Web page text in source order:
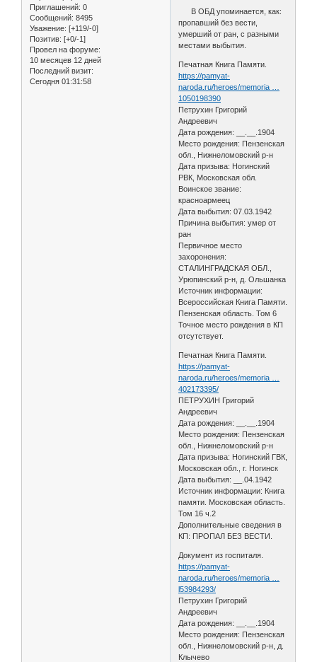
Приглашений: 0
Сообщений: 8495
Уважение: [+119/-0]
Позитив: [+0/-1]
Провел на форуме:
10 месяцев 12 дней
Последний визит:
Сегодня 01:31:58
В ОБД упоминается, как:
пропавший без вести,
умерший от ран, с разными
местами выбытия.
Печатная Книга Памяти.
https://pamyat-
naroda.ru/heroes/memoria …
1050198390
Петрухин Григорий
Андреевич
Дата рождения: __.__.1904
Место рождения: Пензенская
обл., Нижнеломовский р-н
Дата призыва: Ногинский
РВК, Московская обл.
Воинское звание:
красноармеец
Дата выбытия: 07.03.1942
Причина выбытия: умер от
ран
Первичное место
захоронения:
СТАЛИНГРАДСКАЯ ОБЛ.,
Урюпинский р-н, д. Ольшанка
Источник информации:
Всероссийская Книга Памяти.
Пензенская область. Том 6
Точное место рождения в КП
отсутствует.
Печатная Книга Памяти.
https://pamyat-
naroda.ru/heroes/memoria …
402173395/
ПЕТРУХИН Григорий
Андреевич
Дата рождения: __.__.1904
Место рождения: Пензенская
обл., Нижнеломовский р-н
Дата призыва: Ногинский ГВК,
Московская обл., г. Ногинск
Дата выбытия: __.04.1942
Источник информации: Книга
памяти. Московская область.
Том 16 ч.2
Дополнительные сведения в
КП: ПРОПАЛ БЕЗ ВЕСТИ.
Документ из госпиталя.
https://pamyat-
naroda.ru/heroes/memoria …
l53984293/
Петрухин Григорий
Андреевич
Дата рождения: __.__.1904
Место рождения: Пензенская
обл., Нижнеломовский р-н, д.
Клычево